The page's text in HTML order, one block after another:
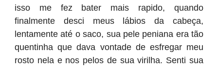
isso me fez bater mais rapido, quando
finalmente desci meus lábios da cabeça,
lentamente até o saco, sua pele peniana era tão
quentinha que dava vontade de esfregar meu
rosto nela e nos pelos de sua virilha. Senti sua